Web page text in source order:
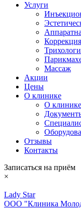
Услуги
Массаж
Акции
Цены
О клинике
О клинике
Отзывы
Контакты
Записаться на приём
×
Lady Star
ООО "Клиника